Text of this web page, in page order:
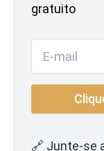
gratuito
🔗 Junte-se